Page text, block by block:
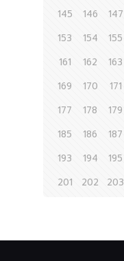
145
146 147
153
154 155
161
162 163
169
170 171
177
178 179
185
186 187
193
194 195
201
202 203